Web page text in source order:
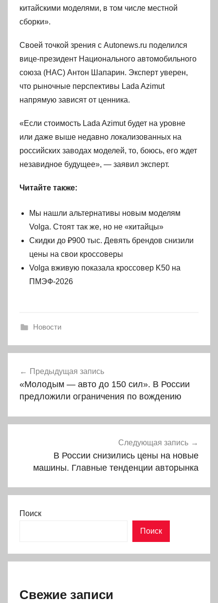
китайскими моделями, в том числе местной
сборки».
Своей точкой зрения с Autonews.ru поделился
вице-президент Национального автомобильного
союза (НАС) Антон Шапарин. Эксперт уверен,
что рыночные перспективы Lada Azimut
напрямую зависят от ценника.
«Если стоимость Lada Azimut будет на уровне
или даже выше недавно локализованных на
российских заводах моделей, то, боюсь, его ждет
незавидное будущее», — заявил эксперт.
Читайте также:
Мы нашли альтернативы новым моделям
Volga. Стоят так же, но не «китайцы»
Скидки до ₽900 тыс. Девять брендов снизили
цены на свои кроссоверы
Volga вживую показала кроссовер K50 на
ПМЭФ-2026
Новости
по
записям
Предыдущая запись
«Молодым — авто до 150 сил». В России
предложили ограничения по вождению
Следующая запись
В России снизились цены на новые
машины. Главные тенденции авторынка
Поиск
Поиск
Свежие записи